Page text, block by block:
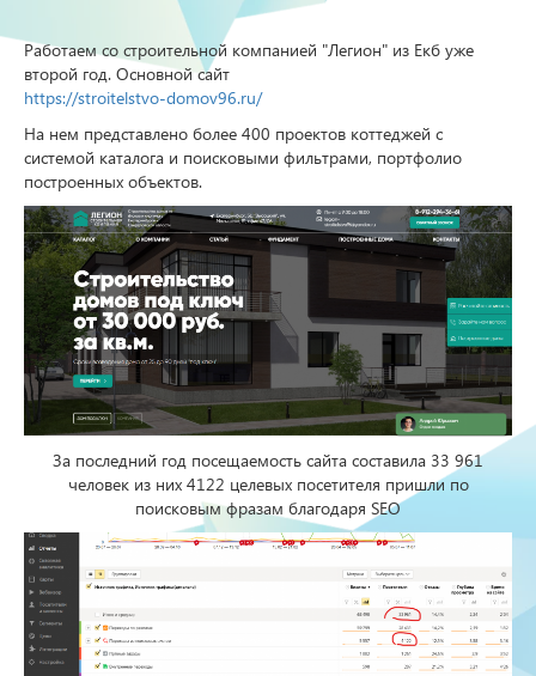
Работаем со строительной компанией "Легион" из Екб уже
второй год. Основной сайт
https://stroitelstvo-domov96.ru/
На нем представлено более 400 проектов коттеджей с
системой каталога и поисковыми фильтрами, портфолио
построенных объектов.
За последний год посещаемость сайта составила 33 961
человек из них 4122 целевых посетителя пришли по
поисковым фразам благодаря SEO